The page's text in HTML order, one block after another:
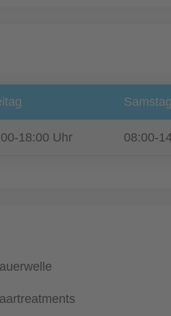
Samstag
18:00 Uhr 08:00-